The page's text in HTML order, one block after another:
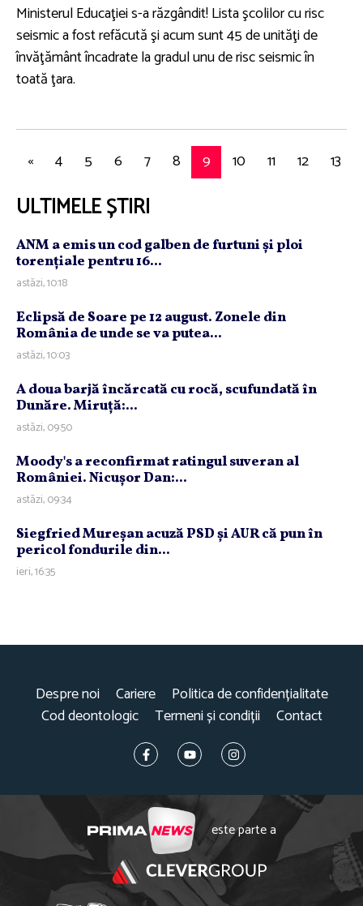
Ministerul Educaţiei s-a răzgândit! Lista şcolilor cu risc
seismic a fost refăcută şi acum sunt 45 de unităţi de
învăţământ încadrate la gradul unu de risc seismic în
toată ţara.
« 4 5 6 7 8 9 10 11 12 13
ULTIMELE ȘTIRI
ANM a emis un cod galben de furtuni şi ploi
torenţiale pentru 16...
astăzi, 10:18
Eclipsă de Soare pe 12 august. Zonele din
România de unde se va putea...
astăzi, 10:03
A doua barjă încărcată cu rocă, scufundată în
Dunăre. Miruţă:...
astăzi, 09:50
Moody's a reconfirmat ratingul suveran al
României. Nicuşor Dan:...
astăzi, 09:34
Siegfried Mureşan acuză PSD şi AUR că pun în
pericol fondurile din...
ieri, 16:35
Despre noi Cariere
Politica de confidențialitate
Cod deontologic
Termeni și condiții Contact
este parte a